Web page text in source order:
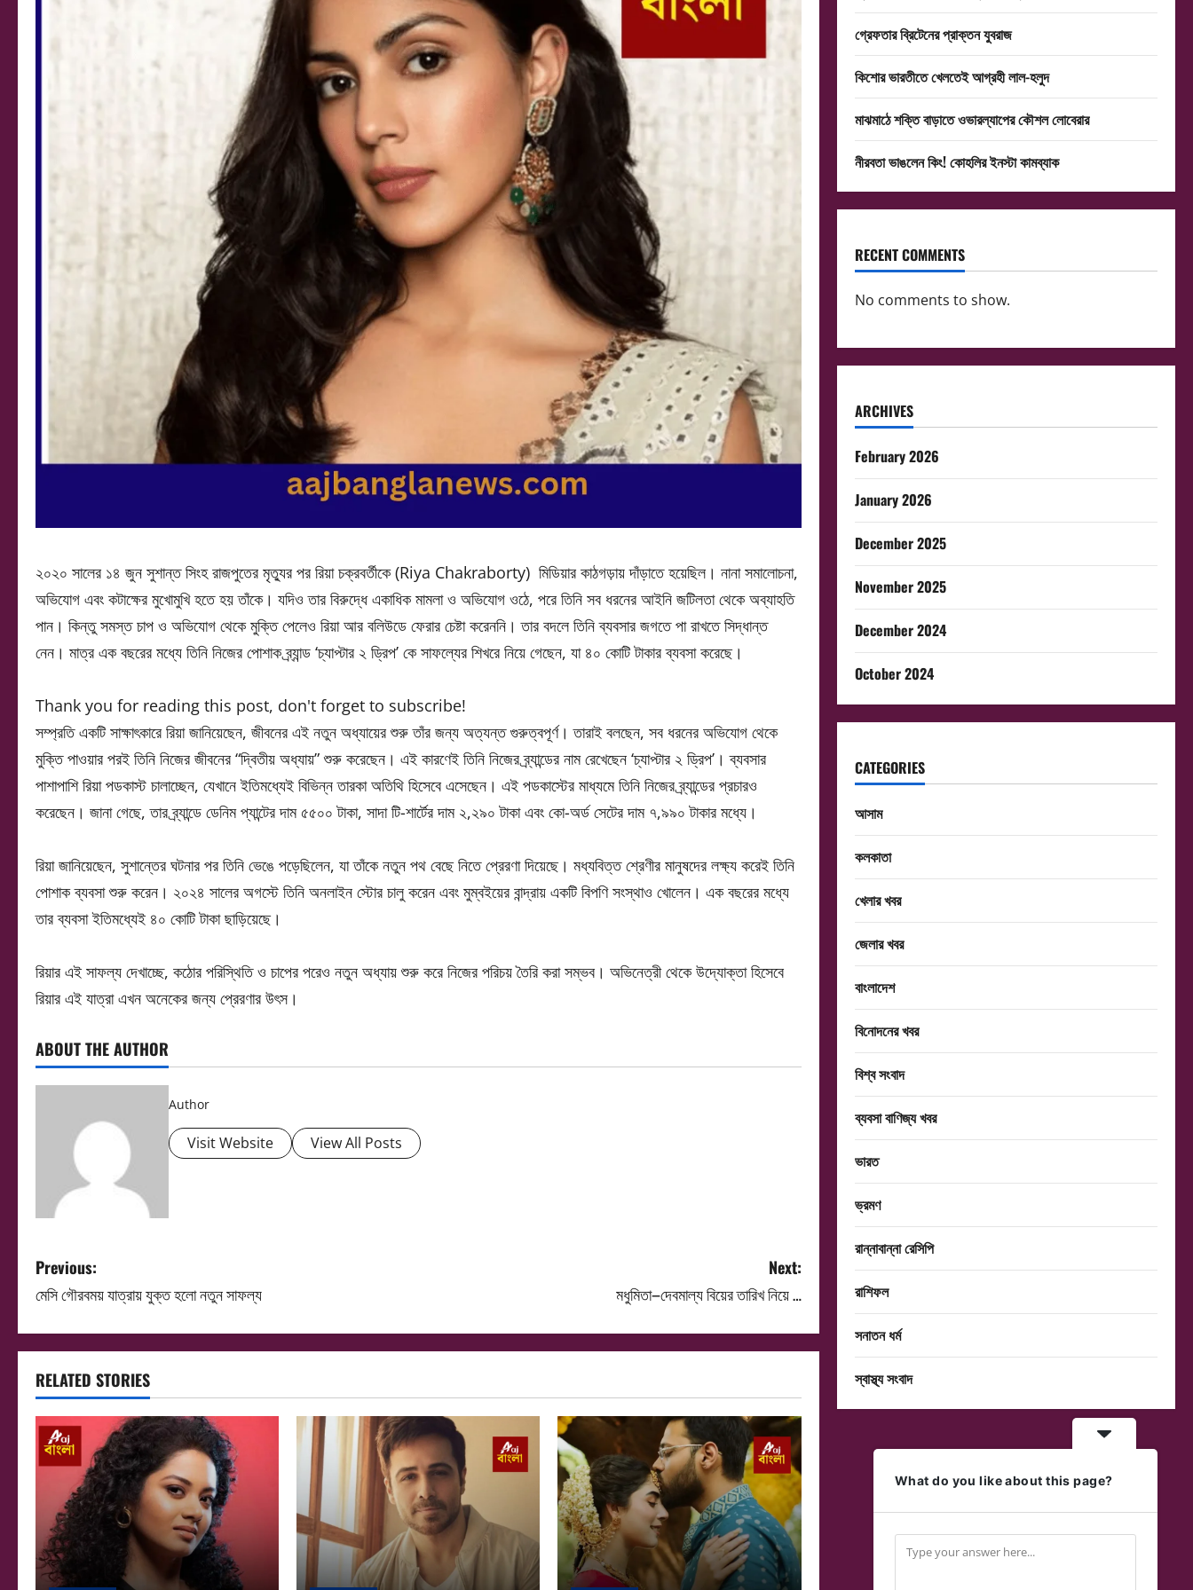
২০২০ সালের ১৪ জুন সুশান্ত সিংহ রাজপুতের মৃত্যুর পর রিয়া চক্রবর্তীকে (Riya Chakraborty) মিডিয়ার কাঠগড়ায় দাঁড়াতে হয়েছিল। নানা সমালোচনা,
অভিযোগ এবং কটাক্ষের মুখোমুখি হতে হয় তাঁকে। যদিও তার বিরুদ্ধে একাধিক মামলা ও অভিযোগ ওঠে, পরে তিনি সব ধরনের আইনি জটিলতা থেকে অব্যাহতি
পান। কিন্তু সমস্ত চাপ ও অভিযোগ থেকে মুক্তি পেলেও রিয়া আর বলিউডে ফেরার চেষ্টা করেননি। তার বদলে তিনি ব্যবসার জগতে পা রাখতে সিদ্ধান্ত
নেন। মাত্র এক বছরের মধ্যে তিনি নিজের পোশাক ব্র্যান্ড ‘চ্যাপ্টার ২ ড্রিপ’ কে সাফল্যের শিখরে নিয়ে গেছেন, যা ৪০ কোটি টাকার ব্যবসা করেছে।
Thank you for reading this post, don't forget to subscribe!
সম্প্রতি একটি সাক্ষাৎকারে রিয়া জানিয়েছেন, জীবনের এই নতুন অধ্যায়ের শুরু তাঁর জন্য অত্যন্ত গুরুত্বপূর্ণ। তারাই বলছেন, সব ধরনের অভিযোগ থেকে
মুক্তি পাওয়ার পরই তিনি নিজের জীবনের “দ্বিতীয় অধ্যায়” শুরু করেছেন। এই কারণেই তিনি নিজের ব্র্যান্ডের নাম রেখেছেন ‘চ্যাপ্টার ২ ড্রিপ’। ব্যবসার
পাশাপাশি রিয়া পডকাস্ট চালাচ্ছেন, যেখানে ইতিমধ্যেই বিভিন্ন তারকা অতিথি হিসেবে এসেছেন। এই পডকাস্টের মাধ্যমে তিনি নিজের ব্র্যান্ডের প্রচারও
করেছেন। জানা গেছে, তার ব্র্যান্ডে ডেনিম প্যান্টের দাম ৫৫০০ টাকা, সাদা টি-শার্টের দাম ২,২৯০ টাকা এবং কো-অর্ড সেটের দাম ৭,৯৯০ টাকার মধ্যে।
রিয়া জানিয়েছেন, সুশান্তের ঘটনার পর তিনি ভেঙে পড়েছিলেন, যা তাঁকে নতুন পথ বেছে নিতে প্রেরণা দিয়েছে। মধ্যবিত্ত শ্রেণীর মানুষদের লক্ষ্য করেই তিনি
পোশাক ব্যবসা শুরু করেন। ২০২৪ সালের অগস্টে তিনি অনলাইন স্টোর চালু করেন এবং মুম্বইয়ের বান্দ্রায় একটি বিপণি সংস্থাও খোলেন। এক বছরের মধ্যে
তার ব্যবসা ইতিমধ্যেই ৪০ কোটি টাকা ছাড়িয়েছে।
রিয়ার এই সাফল্য দেখাচ্ছে, কঠোর পরিস্থিতি ও চাপের পরেও নতুন অধ্যায় শুরু করে নিজের পরিচয় তৈরি করা সম্ভব। অভিনেত্রী থেকে উদ্যোক্তা হিসেবে
রিয়ার এই যাত্রা এখন অনেকের জন্য প্রেরণার উৎস।
ABOUT THE AUTHOR
Author
Visit Website View All Posts
P
o
s
t
n
a
v
i
g
Previous:
মেসি গৌরবময় যাত্রায় যুক্ত হলো নতুন সাফল্য
Next:
মধুমিতা–দেবমাল্য বিয়ের তারিখ নিয়ে …
RELATED STORIES
গ্রেফতার ব্রিটেনের প্রাক্তন যুবরাজ
কিশোর ভারতীতে খেলতেই আগ্রহী লাল-হলুদ
মাঝমাঠে শক্তি বাড়াতে ওভারল্যাপের কৌশল লোবেরার
নীরবতা ভাঙলেন কিং! কোহলির ইনস্টা কামব্যাক
RECENT COMMENTS
No comments to show.
ARCHIVES
February 2026
January 2026
December 2025
November 2025
December 2024
October 2024
CATEGORIES
আসাম
কলকাতা
খেলার খবর
জেলার খবর
বাংলাদেশ
বিনোদনের খবর
বিশ্ব সংবাদ
ব্যবসা বাণিজ্য খবর
ভারত
ভ্রমণ
রান্নাবান্না রেসিপি
রাশিফল
সনাতন ধর্ম
স্বাস্থ্য সংবাদ
What do you like about this page?